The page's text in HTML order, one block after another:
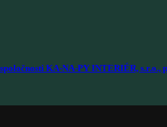
KA-NA-PY INTERIÉR,